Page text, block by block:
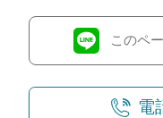
このペ
電